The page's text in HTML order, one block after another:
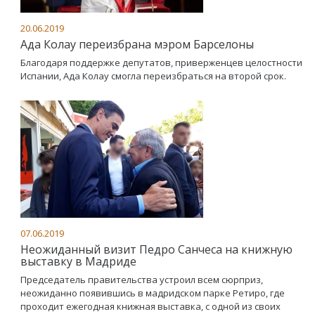
20.06.2019
Ада Колау переизбрана мэром Барселоны
Благодаря поддержке депутатов, приверженцев целостности
Испании, Ада Колау смогла переизбраться на второй срок.
07.06.2019
Неожиданный визит Педро Санчеса на книжную
выставку в Мадриде
Председатель правительства устроил всем сюрприз,
неожиданно появившись в мадридском парке Ретиро, где
проходит ежегодная книжная выставка, с одной из своих